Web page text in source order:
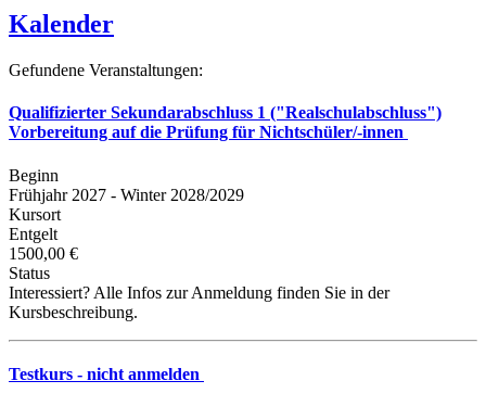
Kalender
Gefundene Veranstaltungen:
Qualifizierter Sekundarabschluss 1 ("Realschulabschluss")
Vorbereitung auf die Prüfung für Nichtschüler/-innen
Beginn
Frühjahr 2027 - Winter 2028/2029
Kursort
Entgelt
1500,00 €
Status
Interessiert? Alle Infos zur Anmeldung finden Sie in der
Kursbeschreibung.
Testkurs - nicht anmelden